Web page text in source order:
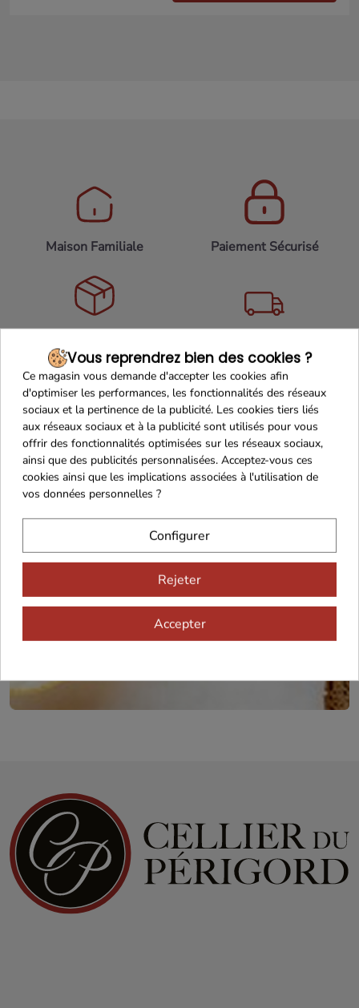
Maison Familiale Paiement Sécurisé
Cadeaux dès 99€
Recevez nos offres
Vous reprendrez bien des cookies ?
Ce magasin vous demande d'accepter les cookies afin
d'optimiser les performances, les fonctionnalités des réseaux
sociaux et la pertinence de la publicité. Les cookies tiers liés
aux réseaux sociaux et à la publicité sont utilisés pour vous
offrir des fonctionnalités optimisées sur les réseaux sociaux,
ainsi que des publicités personnalisées. Acceptez-vous ces
cookies ainsi que les implications associées à l'utilisation de
vos données personnelles ?
Configurer
Rejeter
Accepter